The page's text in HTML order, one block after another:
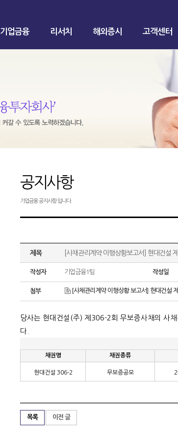
기업금융 리서치 해외증시 고객센터
공지사항
기업금융 공지사항 입니다.
제목 [사채관리계약 이행상황보고서] 현대건설
작성자 기업금융1팀 작성일
첨부 [사채관리계약 이행상황 보고서] 현대건설
당사는 현대건설 (주) 제 306-2회 무보증사채의 사채
다
채권명 채권종류
현대건설 306-2 무보증공모
목록 이전 글